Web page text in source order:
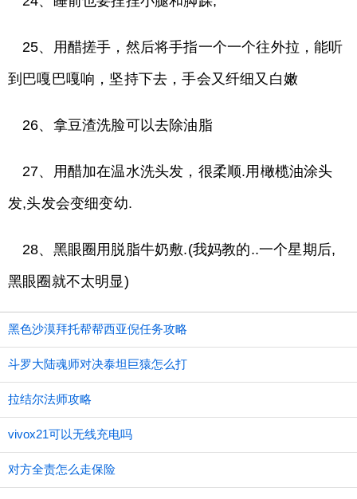
25、用醋搓手，然后将手指一个一个往外拉，能听
到巴嘎巴嘎响，坚持下去，手会又纤细又白嫩
26、拿豆渣洗脸可以去除油脂
27、用醋加在温水洗头发，很柔顺.用橄榄油涂头
发,头发会变细变幼.
28、黑眼圈用脱脂牛奶敷.(我妈教的..一个星期后,
黑眼圈就不太明显)
黑色沙漠拜托帮帮西亚倪任务攻略
斗罗大陆魂师对决泰坦巨猿怎么打
拉结尔法师攻略
vivox21可以无线充电吗
对方全责怎么走保险